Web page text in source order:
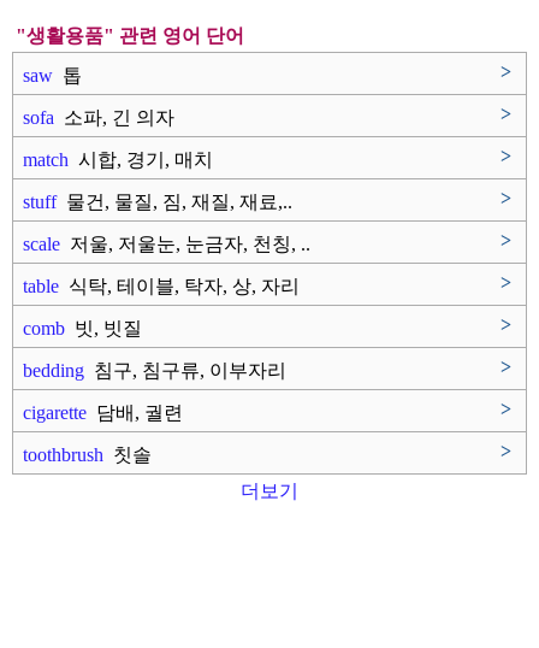
"생활용품" 관련 영어 단어
saw 톱 >
sofa 소파, 긴 의자 >
match 시합, 경기, 매치 >
stuff물건, 물질, 짐, 재질, 재료,.. >
scale 저울, 저울눈, 눈금자, 천칭, .. >
table 식탁, 테이블, 탁자, 상, 자리 >
comb 빗, 빗질 >
bedding 침구, 침구류, 이부자리 >
cigarette 담배, 궐련 >
toothbrush 칫솔
>
더보기